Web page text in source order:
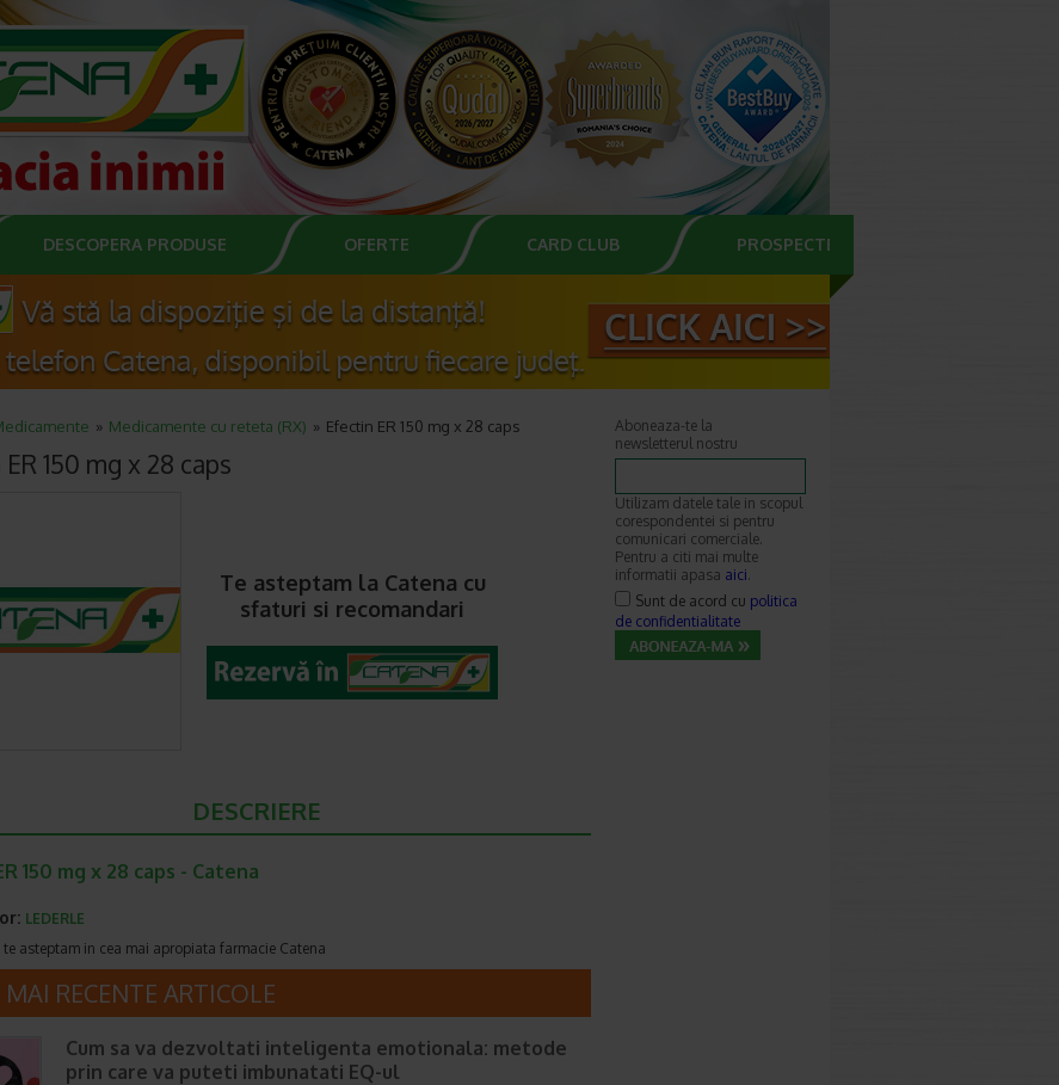
DESCOPERA PRODUSE OFERTE CARD CLUB PROSPECTE
Medicamente cu reteta (RX) Efectin ER 150 mg x 28 caps
150 mg x 28 caps
Te asteptam la Catena cu
sfaturi si recomandari
DESCRIERE
150 mg x 28 caps - Catena
LEDERLE
te asteptam in cea mai apropiata farmacie Catena
MAI RECENTE ARTICOLE
Cum sa va dezvoltati inteligenta emotionala: metode
prin care va puteti imbunatati EQ-ul
Aboneaza-te la
newsletterul nostru
Utilizam datele tale in scopul
corespondentei si pentru
comunicari comerciale.
Pentru a citi mai multe
informatii apasa aici.
Sunt de acord cu politica
de confidentialitate